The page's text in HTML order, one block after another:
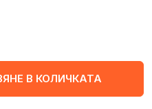
В КОЛИЧКАТА